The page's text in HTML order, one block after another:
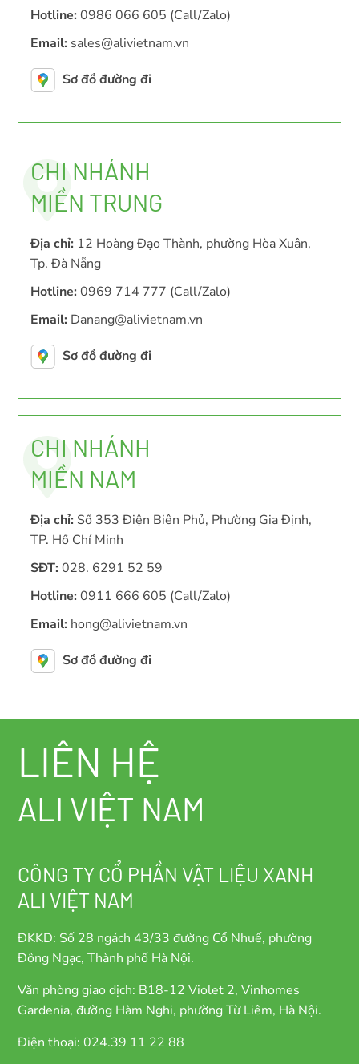
Hotline: 0986 066 605 (Call/Zalo)
Email: sales@alivietnam.vn
Sơ đồ đường đi
CHI NHÁNH
MIỀN TRUNG
Địa chỉ: 12 Hoàng Đạo Thành, phường Hòa Xuân,
Tp. Đà Nẵng
Hotline: 0969 714 777 (Call/Zalo)
Email: Danang@alivietnam.vn
Sơ đồ đường đi
CHI NHÁNH
MIỀN NAM
Địa chỉ: Số 353 Điện Biên Phủ, Phường Gia Định,
TP. Hồ Chí Minh
SĐT: 028. 6291 52 59
Hotline: 0911 666 605 (Call/Zalo)
Email: hong@alivietnam.vn
Sơ đồ đường đi
LIÊN HỆ
ALI VIỆT NAM
CÔNG TY CỔ PHẦN VẬT LIỆU XANH
ALI VIỆT NAM
ĐKKD: Số 28 ngách 43/33 đường Cổ Nhuế, phường
Đông Ngạc, Thành phố Hà Nội.
Văn phòng giao dịch: B18-12 Violet 2, Vinhomes
Gardenia, đường Hàm Nghi, phường Từ Liêm, Hà Nội.
Điện thoại: 024.39 11 22 88